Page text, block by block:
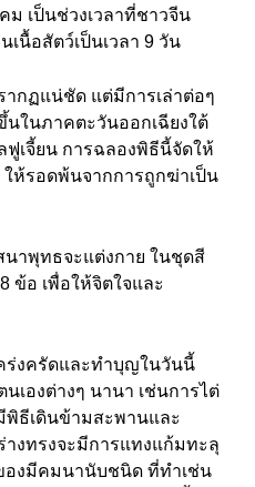
ม เป็นช่วงเวลาที่ชาวจีน
เนื้อสัตว์เป็นเวลา 9 วัน
กฏแน่ชัด แต่มีการเล่าต่อๆ
นในภาคตะวันออกเฉียงใต้
เจี้ยน การฉลองพิธีนี้จัดให้
ห้รอดพ้นจากการถูกฆ่าเป็น
าพุทธจะแต่งกาย ในชุดสี
ข้อ เพื่อให้จิตใจและ
ร่งครัดและทำบุญในวันนี้
เองต่างๆ นานา เช่นการไต่
พิธีเดินข้ามสะพานและ
งทรงจะมีการแทงแก้มทะลุ
องมีคมนานับชนิด ที่ทำเช่น